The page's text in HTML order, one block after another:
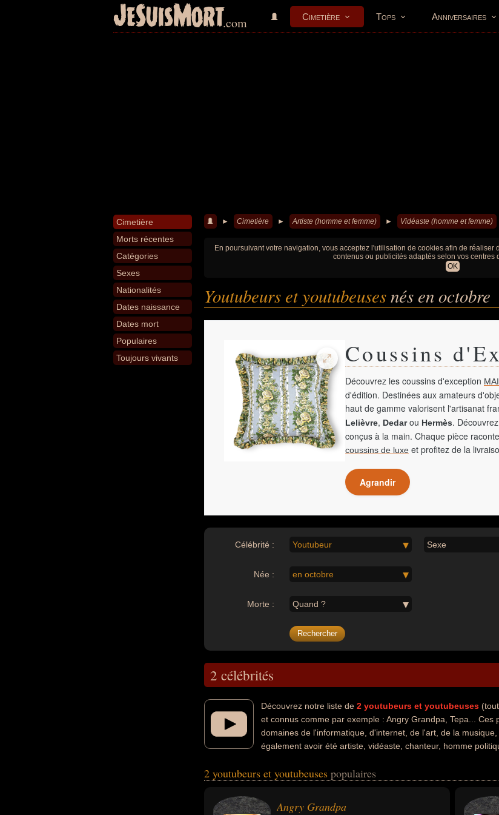
JeSuisMort.com Cimetière Tops Anniversaires
Cimetière
Morts récentes
Catégories
Sexes
Nationalités
Dates naissance
Dates mort
Populaires
Toujours vivants
► Cimetière ► Artiste (homme et femme) ► Vidéaste (homme et femme)
En poursuivant votre navigation, vous acceptez l'utilisation de cookies afin de
contenus ou publicités adaptés selon vos centres
OK
Youtubeurs et youtubeusesnés en octobre
Coussins
Découvrez les coussins d'exception
d'édition. Destinées aux amateurs
haut de gamme valorisent l'artisanat
Lelièvre, Dedarou Hermès.
conçus à la main. Chaque pièce
coussins de luxe et profitez de la
Agrandir
Célébrité : Youtubeur Sexe
Née : en octobre
Morte : Quand ?
2 célébrités
Découvrez notre liste de 2 youtubeurs et youtubeuses
et connus comme par exemple : Angry Grandpa, Tepa...
domaines de l'informatique, d'internet, de l'art, de la
également avoir été artiste, vidéaste, chanteur, homme
2 youtubeurs et youtubeuses populaires
Angry Grandpa